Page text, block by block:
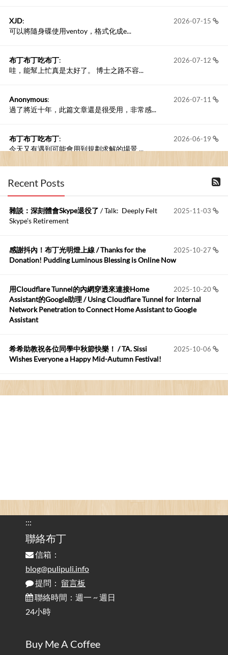
2026-07-15
XJD:
可以將隨身碟使用ventoy，格式化成e...
2026-07-12
布丁布丁吃布丁:
哇，能幫上忙真是太好了。 博士之路不容...
2026-07-11
Anonymous:
過了將近十年，此篇文章還是很受用，非常感...
2026-06-19
布丁布丁吃布丁:
今天又有遇到可能會用到規劃求解的場景 ...
2026-06-18
布丁布丁吃布丁
kage好像也可以下載整個網站 感謝分享
Anonymous:
https://github.com/t...
布丁布丁吃布丁:
我目前並沒有常駐的Google Home...
2026-05-15
Robertmycs:
這篇WinXP公用電腦安裝與優化的步驟超...
您好,首先肯定感謝您造福許多莘莘學子。有...
Recent Posts
2025-11-03
雜談：深刻體會Skype退役了 / Talk: Deeply Felt
Skype's Retirement
2025-10-27
感謝抖內！布丁光明燈上線 / Thanks for the
Donation! Pudding Luminous Blessing is Online Now
2025-10-20
用Cloudflare Tunnel的內網穿透來連接Home
Assistant的Google助理 / Using Cloudflare Tunnel for Internal
Network Penetration to Connect Home Assistant to Google
Assistant
2025-10-06
希希助教祝各位同學中秋節快樂！ / TA. Sissi
Wishes Everyone a Happy Mid-Autumn Festival!
的問題 / Are You Tired of Looking at the Computer? Pay More
實作相容OpenAI API，但背後不是OpenAI的API服
務 / Implementing OpenAI API-Compatible Services, But Not
Powered by OpenAI
雜談：生活小技巧之用魔鬼氈避免機車鑰匙脫落吧
/ Talk: Use Velcro to Prevent Your Motorcycle Key From Falling
Home Is More Than Just an Ad Blocker
:::
聯絡布丁
信箱：
blog@pulipuli.info
提問： 留言板
聯絡時間：週一 ~ 週日
24小時
Buy Me A Coffee